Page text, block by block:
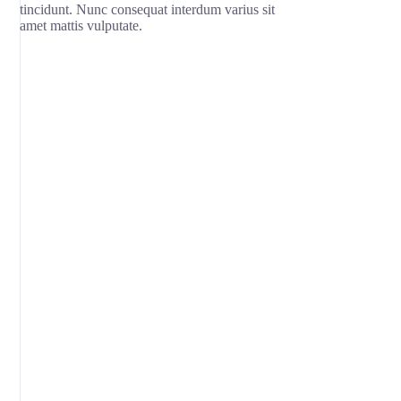
tincidunt. Nunc consequat interdum varius sit
amet mattis vulputate.